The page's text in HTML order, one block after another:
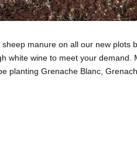
manure on all our new plots
white wine to meet your demand.
planting Grenache Blanc,